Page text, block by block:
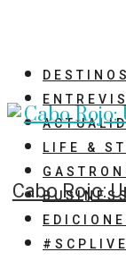
DESTINOS
LIFE &
BUSINESS
#SCPLIVE
Cabo Rojo: